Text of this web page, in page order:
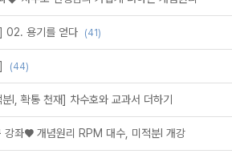
02. 용기를 얻다 (41)
(44)
l, 확통 천재] 차수호와 교과서 더하기
좌♥ 개념원리 RPM 대수, 미적분l 개강